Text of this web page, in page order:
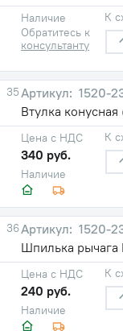
Наличие
Обратитесь к
консультанту
К
35
1520-
Втулка
Наличие
Цена с НДС
340 руб.
К
36
1520-
Шпилька
Наличие
Цена с НДС
240 руб.
К